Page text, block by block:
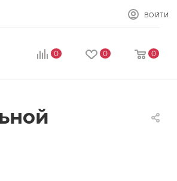
ВОЙТИ
0 0 0